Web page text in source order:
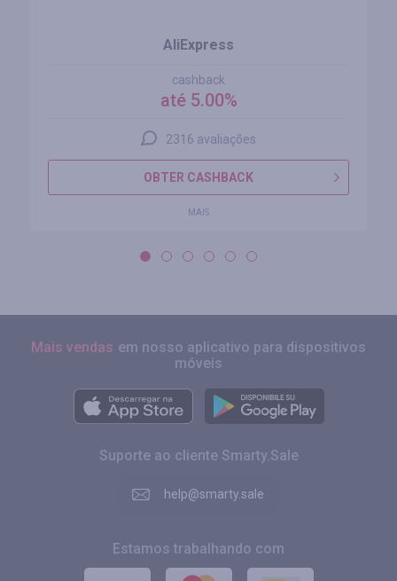
AliExpress
cashback
até 5.00%
2316 avaliações
OBTER CASHBACK
MAIS
Mais vendas em nosso aplicativo para dispositivos
móveis
Suporte ao cliente Smarty.Sale
help@smarty.sale
Estamos trabalhando com